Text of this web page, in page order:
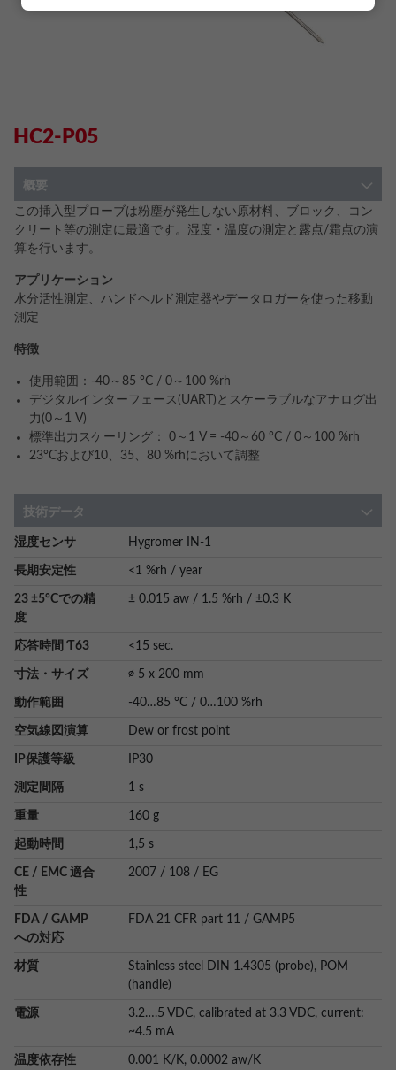
HC2-P05
概要
この挿入型プローブは粉塵が発生しない原材料、ブロック、コン
クリート等の測定に最適です。湿度・温度の測定と露点/霜点の演
算を行います。
アプリケーション
水分活性測定、ハンドヘルド測定器やデータロガーを使った移動
測定
特徴
使用範囲：-40～85 °C / 0～100 %rh
デジタルインターフェース(UART)とスケーラブルなアナログ出
力(0～1 V)
標準出力スケーリング： 0～1 V = -40～60 °C / 0～100 %rh
23°Cおよび10、35、80 %rhにおいて調整
技術データ
More
湿度センサ Hygromer IN-1
長期安定性 <1 %rh / year
23 ±5°Cでの精
度
± 0.015 aw / 1.5 %rh / ±0.3 K
応答時間 Ƭ63 <15 sec.
寸法・サイズ ∅ 5 x 200 mm
動作範囲 -40…85 °C / 0…100 %rh
空気線図演算 Dew or frost point
IP保護等級 IP30
測定間隔 1 s
重量 160 g
起動時間 1,5 s
CE / EMC 適合
性
2007 / 108 / EG
FDA / GAMP
への対応
FDA 21 CFR part 11 / GAMP5
材質
Stainless steel DIN 1.4305 (probe), POM
(handle)
電源
3.2….5 VDC, calibrated at 3.3 VDC, current:
~4.5 mA
温度依存性 0.001 K/K, 0.0002 aw/K